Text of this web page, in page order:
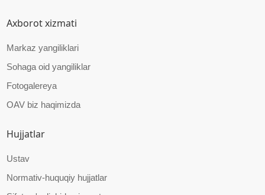
Axborot xizmati
Markaz yangiliklari
Sohaga oid yangiliklar
Fotogalereya
OAV biz haqimizda
Hujjatlar
Ustav
Normativ-huquqiy hujjatlar